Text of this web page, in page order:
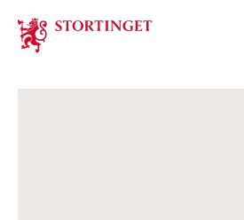
Stortinget.no